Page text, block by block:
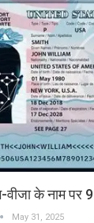
के नाम पर
May 31, 2025